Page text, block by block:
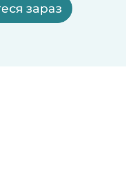
зараз